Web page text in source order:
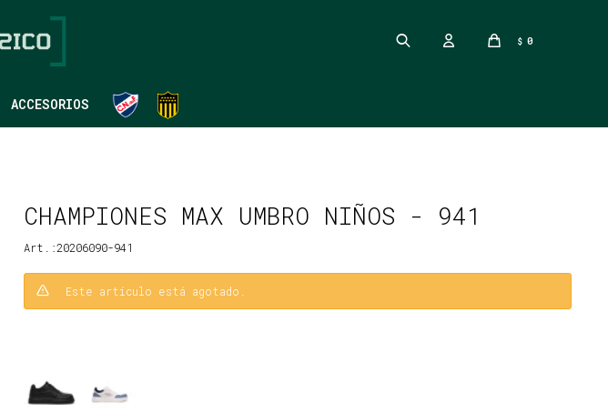
ACCESORIOS
$ 0
CHAMPIONES MAX UMBRO NIÑOS - 941
20206090-941
Este artículo está agotado.